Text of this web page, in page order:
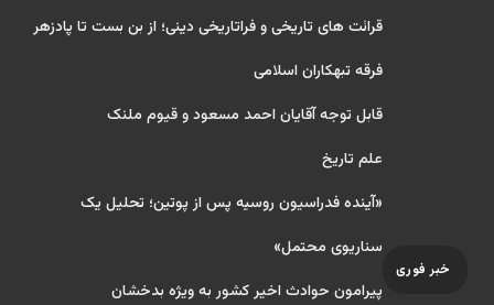
خبر فوری
قرائت های تاریخی و فراتاریخی دینی؛ از بن بست تا پادزهر
فرقه تبهکاران اسلامی
قابل توجه آقایان احمد مسعود و قیوم ملنک
علم تاریخ
«آینده فدراسیون روسیه پس از پوتین؛ تحلیل یک
سناریوی محتمل»
پیرامون حوادث اخیر کشور به ویژه بدخشان